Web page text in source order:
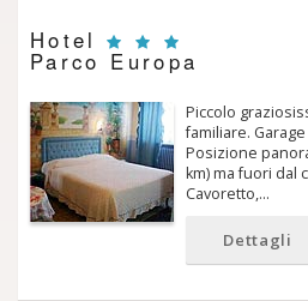
Hotel
Parco Europa
Piccolo
familiare.
Posizione
km) ma fuori dal
Cavoretto,…
Dettagli